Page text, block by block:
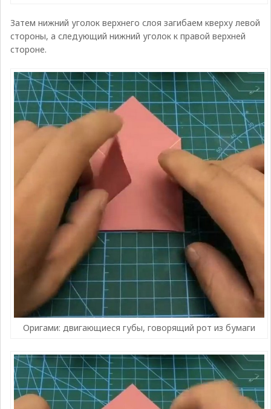
Затем нижний уголок верхнего слоя загибаем кверху левой
стороны, а следующий нижний уголок к правой верхней
стороне.
Оригами: двигающиеся губы, говорящий рот из бумаги